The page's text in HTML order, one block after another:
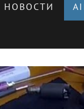
НОВОСТИ